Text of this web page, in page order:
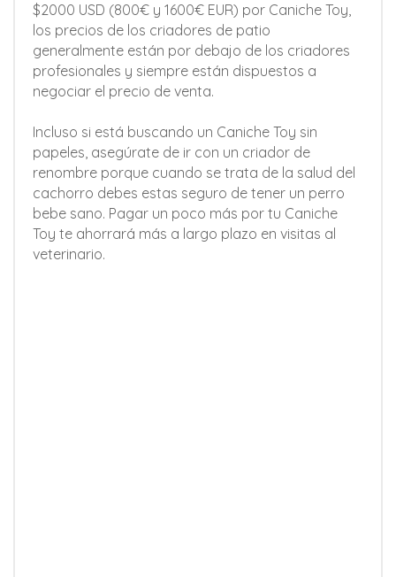
$2000 USD (800€ y 1600€ EUR) por Caniche Toy,
los precios de los criadores de patio
generalmente están por debajo de los criadores
profesionales y siempre están dispuestos a
negociar el precio de venta.
Incluso si está buscando un Caniche Toy sin
papeles, asegúrate de ir con un criador de
renombre porque cuando se trata de la salud del
cachorro debes estas seguro de tener un perro
bebe sano. Pagar un poco más por tu Caniche
Toy te ahorrará más a largo plazo en visitas al
veterinario.